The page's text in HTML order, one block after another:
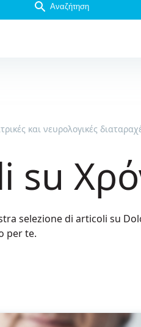
και νευρολογικές
su
selezione di articoli su
per te.